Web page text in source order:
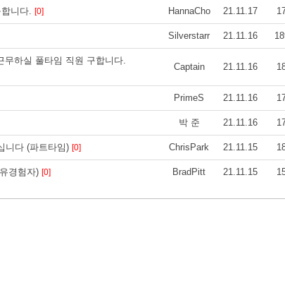
니다. [0] HannaCho 21.11.17
Silverstarr 21.11.16
무하실 풀타임 직원 구합니다.
Captain 21.11.16
PrimeS 21.11.16
박 준 21.11.16
니다 (파트타임) [0] ChrisPark 21.11.15
경험자) [0] BradPitt 21.11.15